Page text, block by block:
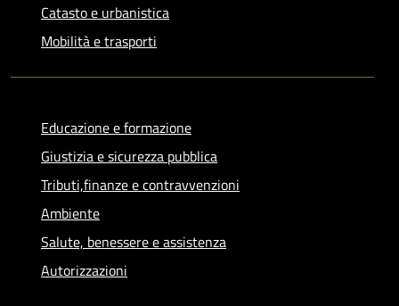
Catasto e urbanistica
Mobilità e trasporti
Educazione e formazione
Giustizia e sicurezza pubblica
Tributi,finanze e contravvenzioni
Ambiente
Salute, benessere e assistenza
Autorizzazioni